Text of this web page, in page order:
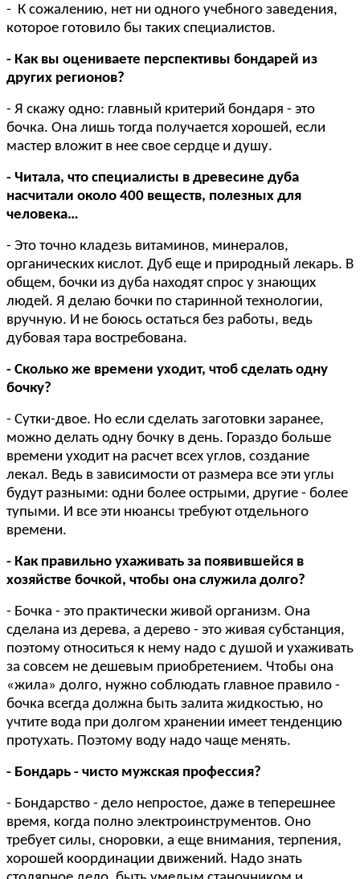
- К сожалению, нет ни одного учебного заведения,
которое готовило бы таких специалистов.
- Как вы оцениваете перспективы бондарей из
других регионов?
- Я скажу одно: главный критерий бондаря - это
бочка. Она лишь тогда получается хорошей, если
мастер вложит в нее свое сердце и душу.
- Читала, что специалисты в древесине дуба
насчитали около 400 веществ, полезных для
человека…
- Это точно кладезь витаминов, минералов,
органических кислот. Дуб еще и природный лекарь. В
общем, бочки из дуба находят спрос у знающих
людей. Я делаю бочки по старинной технологии,
вручную. И не боюсь остаться без работы, ведь
дубовая тара востребована.
- Сколько же времени уходит, чтоб сделать одну
бочку?
- Сутки-двое. Но если сделать заготовки заранее,
можно делать одну бочку в день. Гораздо больше
времени уходит на расчет всех углов, создание
лекал. Ведь в зависимости от размера все эти углы
будут разными: одни более острыми, другие - более
тупыми. И все эти нюансы требуют отдельного
времени.
- Как правильно ухаживать за появившейся в
хозяйстве бочкой, чтобы она служила долго?
- Бочка - это практически живой организм. Она
сделана из дерева, а дерево - это живая субстанция,
поэтому относиться к нему надо с душой и ухаживать
за совсем не дешевым приобретением. Чтобы она
«жила» долго, нужно соблюдать главное правило -
бочка всегда должна быть залита жидкостью, но
учтите вода при долгом хранении имеет тенденцию
протухать. Поэтому воду надо чаще менять.
- Бондарь - чисто мужская профессия?
- Бондарство - дело непростое, даже в теперешнее
время, когда полно электроинструментов. Оно
требует силы, сноровки, а еще внимания, терпения,
хорошей координации движений. Надо знать